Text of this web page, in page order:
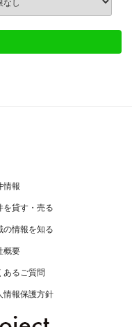
情報
を貸す・売る
の情報を知る
概要
あるご質問
情報保護方針